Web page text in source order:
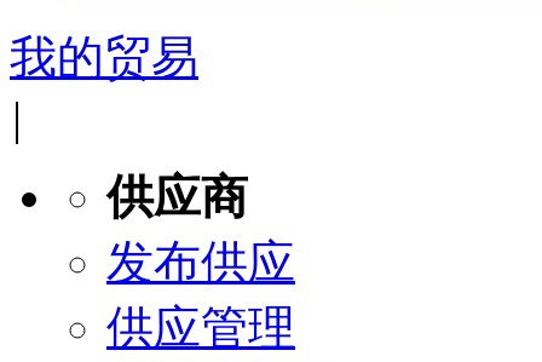
我的贸易
|
供应商
发布供应
供应管理